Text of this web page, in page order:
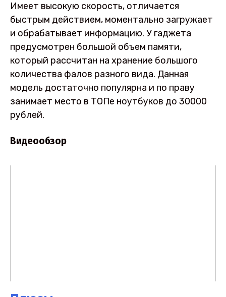
Имеет высокую скорость, отличается
быстрым действием, моментально загружает
и обрабатывает информацию. У гаджета
предусмотрен большой объем памяти,
который рассчитан на хранение большого
количества фалов разного вида. Данная
модель достаточно популярна и по праву
занимает место в ТОПе ноутбуков до 30000
рублей.
Видеообзор